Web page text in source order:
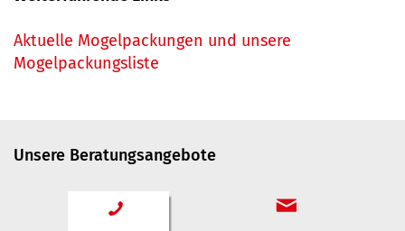
Aktuelle Mogelpackungen und unsere
Mogelpackungsliste
Unsere Beratungsangebote